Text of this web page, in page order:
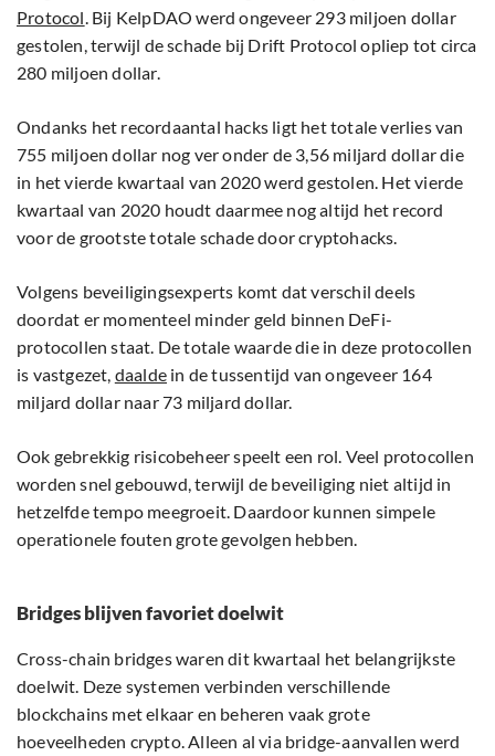
Protocol. Bij KelpDAO werd ongeveer 293 miljoen dollar
gestolen, terwijl de schade bij Drift Protocol opliep tot circa
280 miljoen dollar.
Ondanks het recordaantal hacks ligt het totale verlies van
755 miljoen dollar nog ver onder de 3,56 miljard dollar die
in het vierde kwartaal van 2020 werd gestolen. Het vierde
kwartaal van 2020 houdt daarmee nog altijd het record
voor de grootste totale schade door cryptohacks.
Volgens beveiligingsexperts komt dat verschil deels
doordat er momenteel minder geld binnen DeFi-
protocollen staat. De totale waarde die in deze protocollen
is vastgezet, daalde in de tussentijd van ongeveer 164
miljard dollar naar 73 miljard dollar.
Ook gebrekkig risicobeheer speelt een rol. Veel protocollen
worden snel gebouwd, terwijl de beveiliging niet altijd in
hetzelfde tempo meegroeit. Daardoor kunnen simpele
operationele fouten grote gevolgen hebben.
Bridges blijven favoriet doelwit
Cross-chain bridges waren dit kwartaal het belangrijkste
doelwit. Deze systemen verbinden verschillende
blockchains met elkaar en beheren vaak grote
hoeveelheden crypto. Alleen al via bridge-aanvallen werd